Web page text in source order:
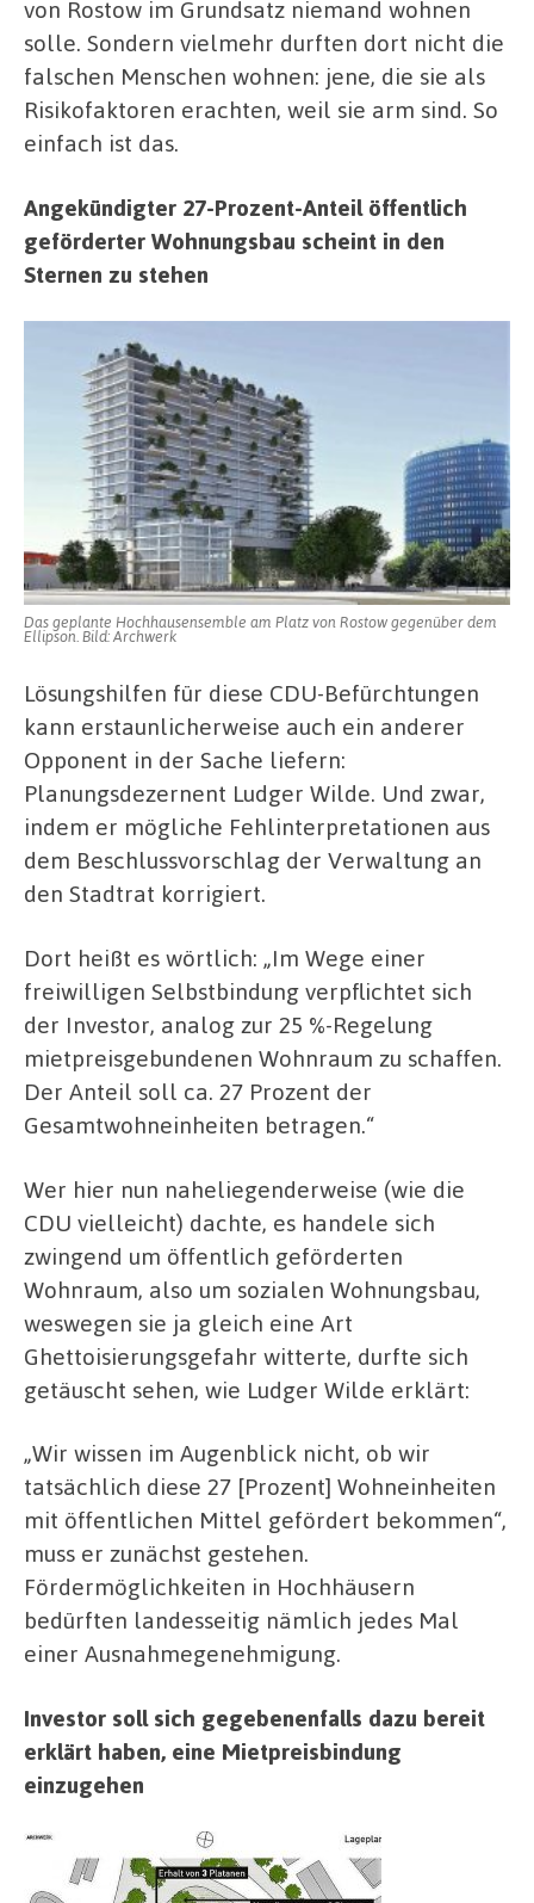
von Rostow im Grundsatz niemand wohnen
solle. Sondern vielmehr durften dort nicht die
falschen Menschen wohnen: jene, die sie als
Risikofaktoren erachten, weil sie arm sind. So
einfach ist das.
Angekündigter 27-Prozent-Anteil öffentlich
geförderter Wohnungsbau scheint in den
Sternen zu stehen
Das geplante Hochhausensemble am Platz von Rostow gegenüber dem
Ellipson. Bild: Archwerk
Lösungshilfen für diese CDU-Befürchtungen
kann erstaunlicherweise auch ein anderer
Opponent in der Sache liefern:
Planungsdezernent Ludger Wilde. Und zwar,
indem er mögliche Fehlinterpretationen aus
dem Beschlussvorschlag der Verwaltung an
den Stadtrat korrigiert.
Dort heißt es wörtlich: „Im Wege einer
freiwilligen Selbstbindung verpflichtet sich
der Investor, analog zur 25 %-Regelung
mietpreisgebundenen Wohnraum zu schaffen.
Der Anteil soll ca. 27 Prozent der
Gesamtwohneinheiten betragen.“
Wer hier nun naheliegenderweise (wie die
CDU vielleicht) dachte, es handele sich
zwingend um öffentlich geförderten
Wohnraum, also um sozialen Wohnungsbau,
weswegen sie ja gleich eine Art
Ghettoisierungsgefahr witterte, durfte sich
getäuscht sehen, wie Ludger Wilde erklärt:
„Wir wissen im Augenblick nicht, ob wir
tatsächlich diese 27 [Prozent] Wohneinheiten
mit öffentlichen Mittel gefördert bekommen“,
muss er zunächst gestehen.
Fördermöglichkeiten in Hochhäusern
bedürften landesseitig nämlich jedes Mal
einer Ausnahmegenehmigung.
Investor soll sich gegebenenfalls dazu bereit
erklärt haben, eine Mietpreisbindung
einzugehen